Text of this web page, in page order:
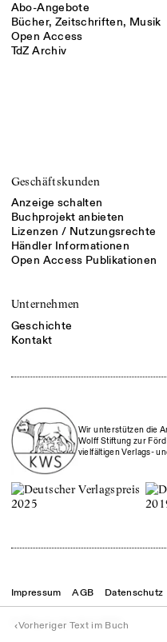
‹Vorheriger Text im Buch
Abo-Angebote
Bücher, Zeitschriften, Musik
Open Access
TdZ Archiv
Geschäftskunden
Anzeige schalten
Buchprojekt anbieten
Lizenzen / Nutzungsrechte
Händler Informationen
Open Access Publikationen
Unternehmen
Geschichte
Kontakt
Wir unterstützen die
Wolff Stiftung zur
vielfältigen Verlags-
© Theater der Zeit2026
Impressum AGB Datenschutz